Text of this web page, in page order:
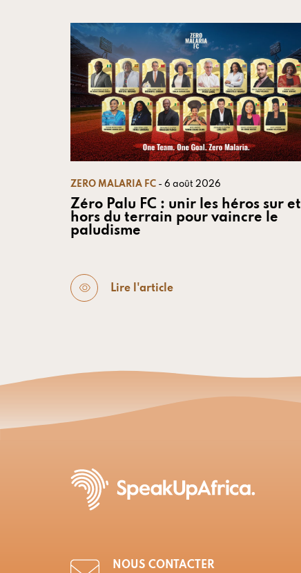
ZERO MALARIA FC - 6 août 2026
Zéro Palu FC : unir les héros sur et
hors du terrain pour vaincre le
paludisme
Lire l'article
NOUS CONTACTER